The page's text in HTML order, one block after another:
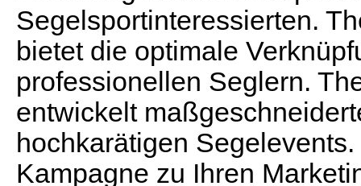
Segelsportinteressierten.
bietet die optimale
professionellen Seglern.
entwickelt
hochkarätigen
Kampagne zu Ihren